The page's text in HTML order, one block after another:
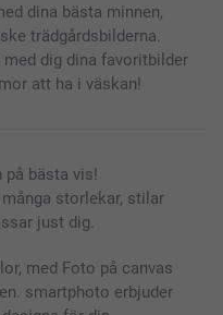
dina bästa minnen,
trädgårdsbilderna.
dig dina favoritbilder
att ha i väskan!
på bästa vis!
storlekar, stilar
just dig.
med Foto på canvas
smartphoto erbjuder